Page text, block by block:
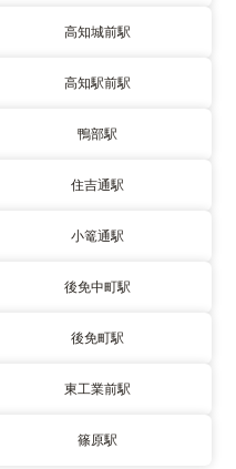
高知城前駅
高知駅前駅
鴨部駅
住吉通駅
小篭通駅
後免中町駅
後免町駅
東工業前駅
篠原駅